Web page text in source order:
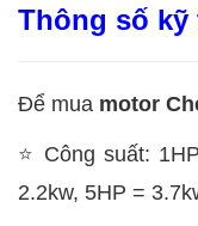
Thông số kỹ
Để mua motor
⭐ Công suất:
2.2kw, 5HP =